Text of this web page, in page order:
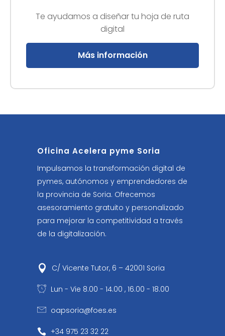
Te ayudamos a diseñar tu hoja de ruta
digital
Más información
Oficina Acelera pyme Soria
Impulsamos la transformación digital de
pymes, autónomos y emprendedores de
la provincia de Soria. Ofrecemos
asesoramiento gratuito y personalizado
para mejorar la competitividad a través
de la digitalización.
C/ Vicente Tutor, 6 – 42001 Soria
Lun - Vie 8.00 - 14.00 , 16.00 - 18.00
oapsoria@foes.es
+34 975 23 32 22